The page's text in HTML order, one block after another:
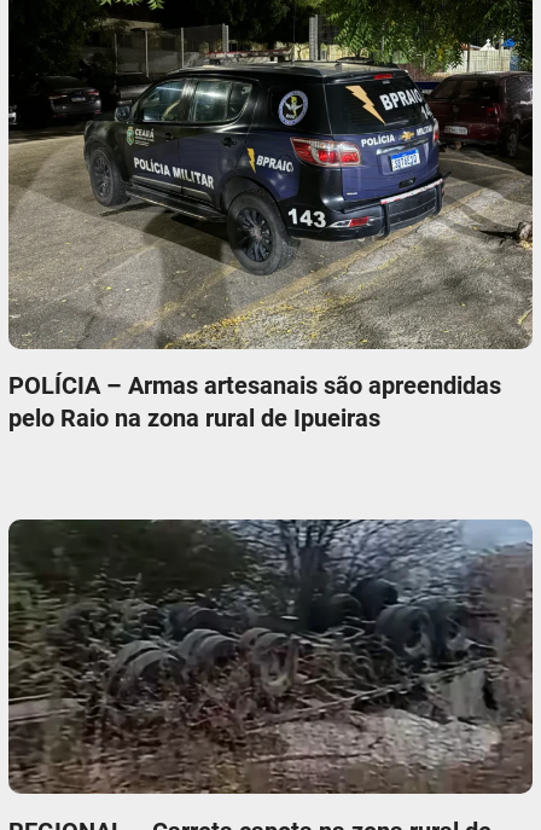
POLÍCIA – Armas artesanais são apreendidas
pelo Raio na zona rural de Ipueiras